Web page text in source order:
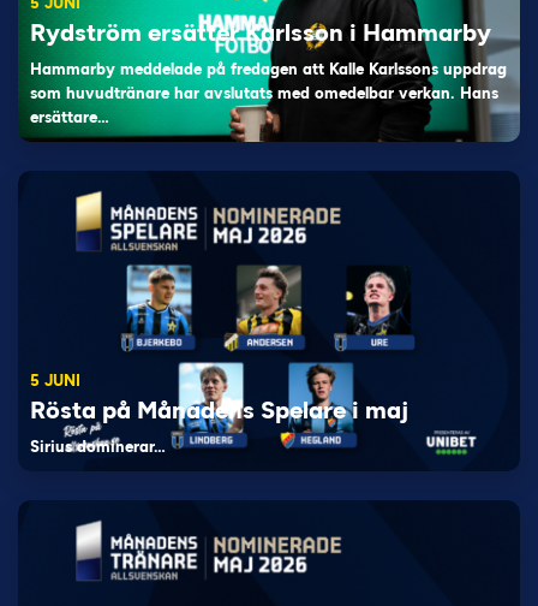
Rydström ersätter Karlsson i Hammarby
Hammarby meddelade på fredagen att Kalle Karlssons uppdrag
som huvudtränare har avslutats med omedelbar verkan. Hans
ersättare…
5 JUNI
Rösta på Månadens Spelare i maj
Sirius dominerar…